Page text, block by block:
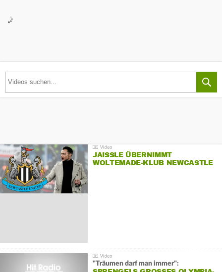
JAISSLE ÜBERNIMMT
WOLTEMADE-KLUB NEWCASTLE
"Träumen darf man immer":